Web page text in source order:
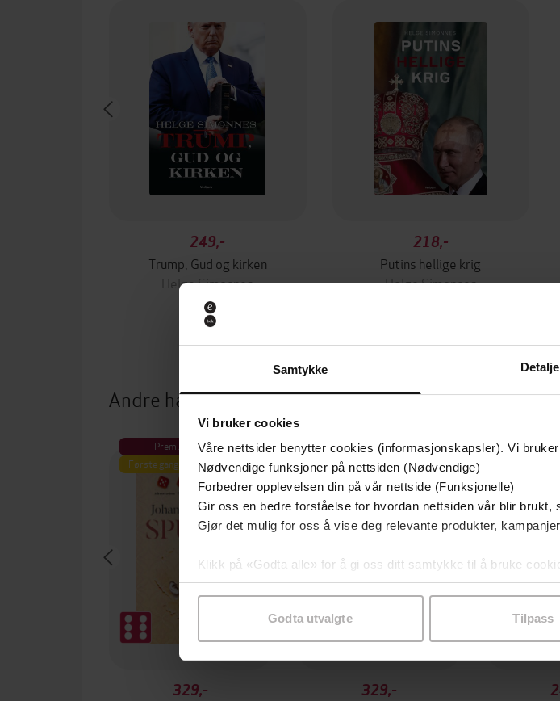
Samtykke
Vi bruker cookies
Våre nettsider benytter cookies (informasjonskapsler). Vi
Nødvendige funksjoner på nettsiden (Nødvendige)
Forbedrer opplevelsen din på vår nettside (Funksjonelle)
Gir oss en bedre forståelse for hvordan nettsiden vår blir brukt,
Gjør det mulig for oss å vise deg relevante produkter,
Klikk på «Godta alle» for å gi oss ditt samtykke til å bruke
samtykke til spesifikke formål ved å klikke på «Tilpass». Du
Godta utvalgte Tilpass
249,-
Trump, Gud og kirken
Helge Simonnes
EBOK
218,-
Putins hellige krig
Helge Simonnes
Andre har også kjøpt
Premium
Første gang på tilbud
329,-
329,-